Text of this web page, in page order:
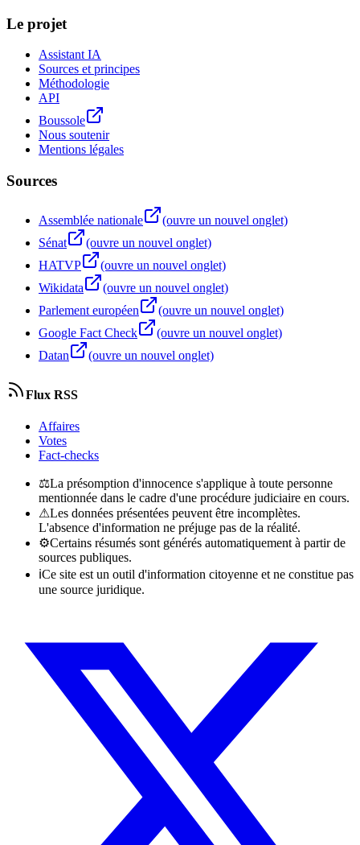
Le projet
Assistant IA
Sources et principes
Méthodologie
API
Boussole
Nous soutenir
Mentions légales
Sources
Assemblée nationale
(ouvre un nouvel onglet)
Sénat
(ouvre un nouvel onglet)
HATVP
(ouvre un nouvel onglet)
Wikidata
(ouvre un nouvel onglet)
Parlement européen
(ouvre un nouvel onglet)
Google Fact Check
(ouvre un nouvel onglet)
Datan
(ouvre un nouvel onglet)
Flux RSS
Affaires
Votes
Fact-checks
⚖La présomption d'innocence s'applique à toute personne
mentionnée dans le cadre d'une procédure judiciaire en cours.
⚠Les données présentées peuvent être incomplètes.
L'absence d'information ne préjuge pas de la réalité.
⚙Certains résumés sont générés automatiquement à partir de
sources publiques.
ℹCe site est un outil d'information citoyenne et ne constitue pas
une source juridique.